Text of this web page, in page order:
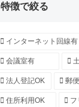
特徴で絞る
インターネット回線有
会議室有
法人登記OK 郵
住所利用OK フ